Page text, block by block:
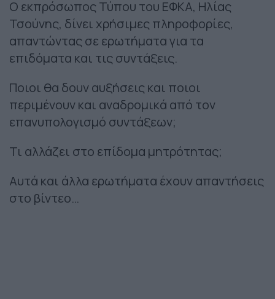
Ο εκπρόσωπος Τύπου του ΕΦΚΑ, Ηλίας
Τσούνης, δίνει χρήσιμες πληροφορίες,
απαντώντας σε ερωτήματα για τα
επιδόματα και τις συντάξεις.
Ποιοι θα δουν αυξήσεις και ποιοι
περιμένουν και αναδρομικά από τον
επανυπολογισμό συντάξεων;
Τι αλλάζει στο επίδομα μητρότητας;
Αυτά και άλλα ερωτήματα έχουν απαντήσεις
στο βίντεο…